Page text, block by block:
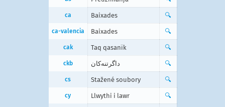
ca Baixades 🔍
ca-valencia Baixades 🔍
cak Taq qasanïk 🔍
ckb داگرتنەکان 🔍
cs Stažené soubory 🔍
cy Llwythi i lawr 🔍